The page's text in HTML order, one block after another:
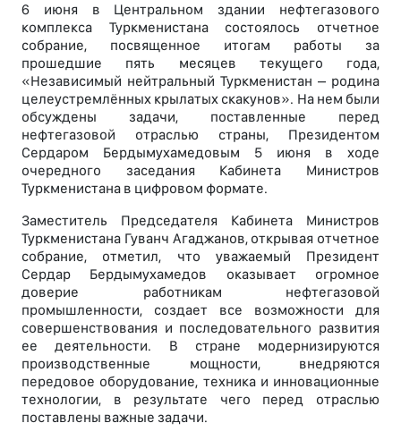
6 июня в Центральном здании нефтегазового
комплекса Туркменистана состоялось отчетное
собрание, посвященное итогам работы за
прошедшие пять месяцев текущего года,
«Независимый нейтральный Туркменистан – родина
целеустремлённых крылатых скакунов». На нем были
обсуждены задачи, поставленные перед
нефтегазовой отраслью страны, Президентом
Сердаром Бердымухамедовым 5 июня в ходе
очередного заседания Кабинета Министров
Туркменистана в цифровом формате.
Заместитель Председателя Кабинета Министров
Туркменистана Гуванч Агаджанов, открывая отчетное
собрание, отметил, что уважаемый Президент
Сердар Бердымухамедов оказывает огромное
доверие работникам нефтегазовой
промышленности, создает все возможности для
совершенствования и последовательного развития
ее деятельности. В стране модернизируются
производственные мощности, внедряются
передовое оборудование, техника и инновационные
технологии, в результате чего перед отраслью
поставлены важные задачи.